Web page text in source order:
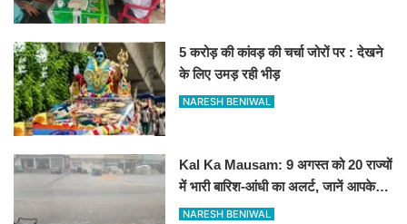
5 करोड़ की कांवड़ की चर्चा जोरों पर : देखने
के लिए उमड़ रही भीड़
NARESH BENIWAL
Kal Ka Mausam: 9 अगस्त को 20 राज्यों
में भारी बारिश-आंधी का अलर्ट, जानें आपके
शहर में कैसा रहेगा मौसम
NARESH BENIWAL